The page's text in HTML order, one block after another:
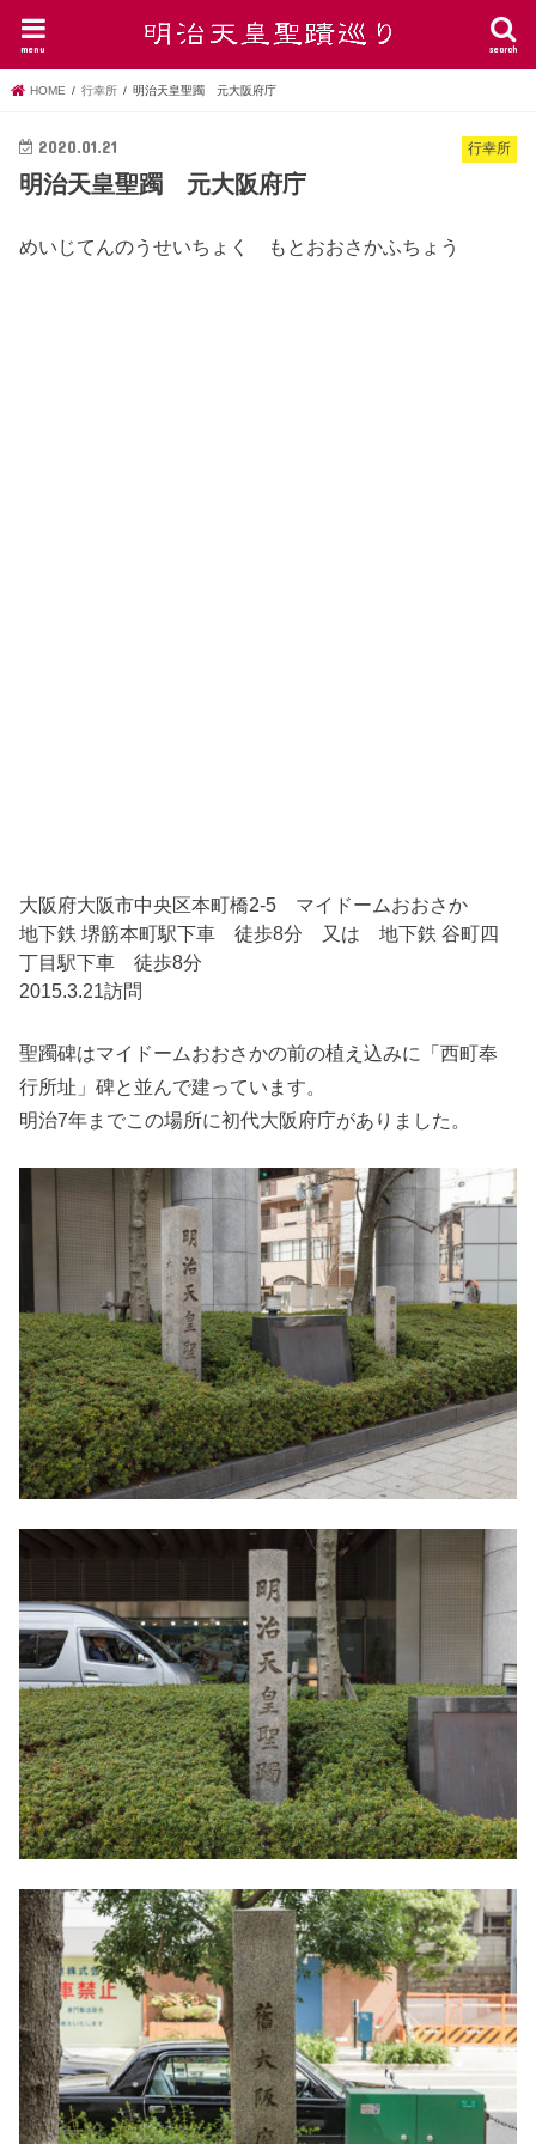
search
menu
HOME 行幸所 明治天皇聖躅 元大阪府庁
行幸所
2020.01.21
明治天皇聖躅 元大阪府庁
めいじてんのうせいちょく もとおおさかふちょう
大阪府大阪市中央区本町橋2-5 マイドームおおさか
地下鉄 堺筋本町駅下車 徒歩8分 又は 地下鉄 谷町四
丁目駅下車 徒歩8分
2015.3.21訪問
聖躅碑はマイドームおおさかの前の植え込みに「西町奉
行所址」碑と並んで建っています。
明治7年までこの場所に初代大阪府庁がありました。